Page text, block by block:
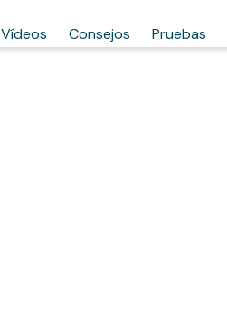
Vídeos Consejos Pruebas